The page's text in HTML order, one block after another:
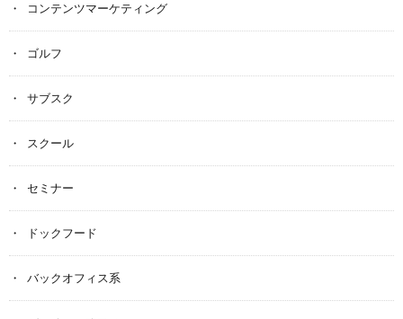
コンテンツマーケティング
ゴルフ
サブスク
スクール
セミナー
ドックフード
バックオフィス系